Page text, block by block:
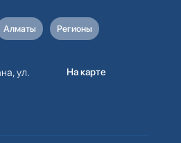
Алматы Регионы
ул.
На карте